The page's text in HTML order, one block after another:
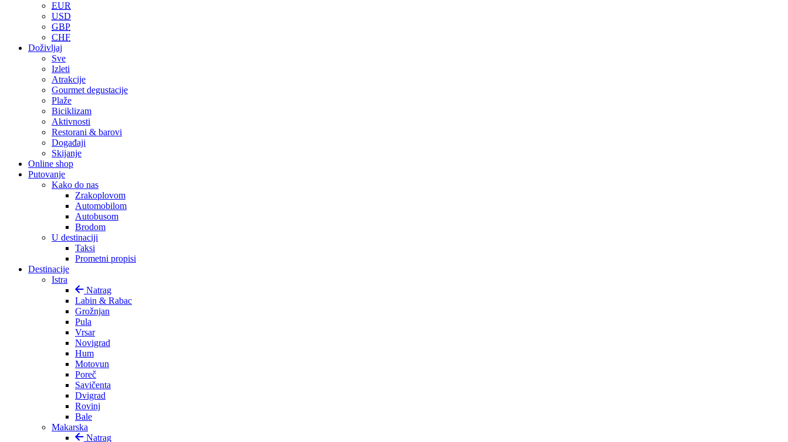
EUR
USD
GBP
CHF
Doživljaj
Sve
Izleti
Atrakcije
Gourmet degustacije
Plaže
Biciklizam
Aktivnosti
Restorani & barovi
Događaji
Skijanje
Online shop
Putovanje
Kako do nas
Zrakoplovom
Automobilom
Autobusom
Brodom
U destinaciji
Taksi
Prometni propisi
Destinacije
Istra
Natrag
Labin & Rabac
Grožnjan
Pula
Vrsar
Novigrad
Hum
Motovun
Poreč
Savičenta
Dvigrad
Rovinj
Bale
Makarska
Natrag